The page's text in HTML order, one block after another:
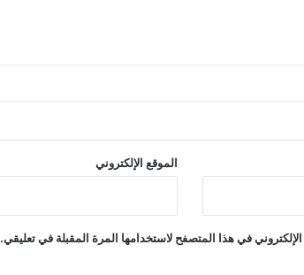
الموقع الإلكتروني
في هذا المتصفح لاستخدامها المرة المقبلة في تعليقي.